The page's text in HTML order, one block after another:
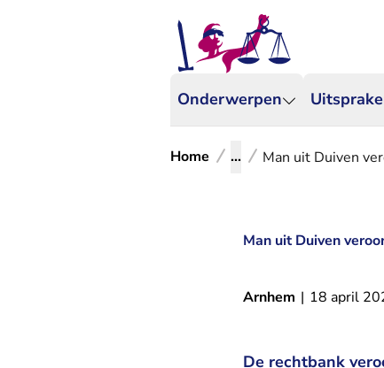
Onderwerpen
Home ... Man uit Duiven
Man uit Duiven
Arnhem | 18 april
De rechtbank